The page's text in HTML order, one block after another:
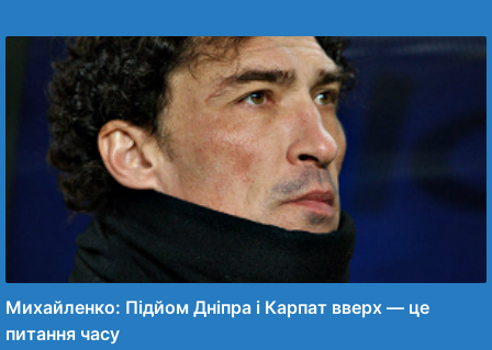
Михайленко: Підйом Дніпра і Карпат вверх — це
питання часу